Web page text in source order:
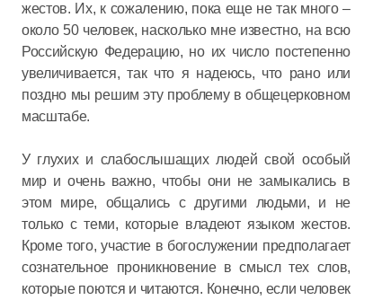
жестов. Их, к сожалению, пока еще не так много –
около 50 человек, насколько мне известно, на всю
Российскую Федерацию, но их число постепенно
увеличивается, так что я надеюсь, что рано или
поздно мы решим эту проблему в общецерковном
масштабе.
У глухих и слабослышащих людей свой особый
мир и очень важно, чтобы они не замыкались в
этом мире, общались с другими людьми, и не
только с теми, которые владеют языком жестов.
Кроме того, участие в богослужении предполагает
сознательное проникновение в смысл тех слов,
которые поются и читаются. Конечно, если человек